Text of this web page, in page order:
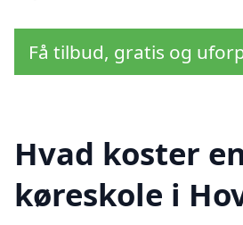
Få tilbud, gratis og
Hvad koster
køreskole i